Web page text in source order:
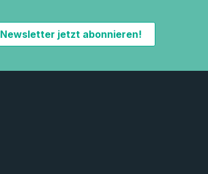
Newsletter jetzt abonnieren!